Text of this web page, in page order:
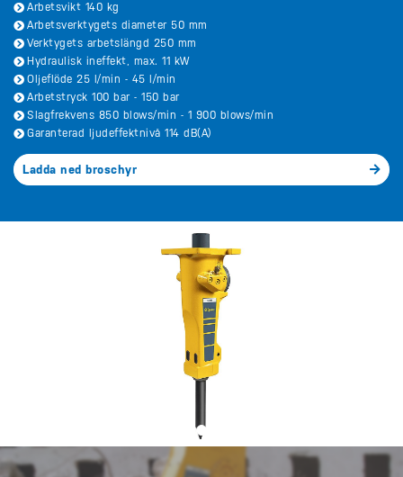
Arbetsvikt 140 kg
Arbetsverktygets diameter 50 mm
Verktygets arbetslängd 250 mm
Hydraulisk ineffekt, max. 11 kW
Oljeflöde 25 l/min - 45 l/min
Arbetstryck 100 bar - 150 bar
Slagfrekvens 850 blows/min - 1 900 blows/min
Garanterad ljudeffektnivå 114 dB(A)
Ladda ned broschyr